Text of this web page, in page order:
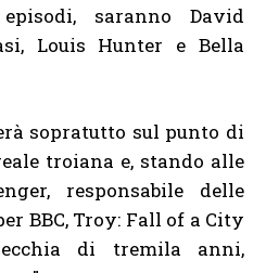
saranno David
Louis Hunter e Bella
sopratutto sul punto di
troiana e, stando alle
responsabile delle
BBC, Troy: Fall of a City
di tremila anni,